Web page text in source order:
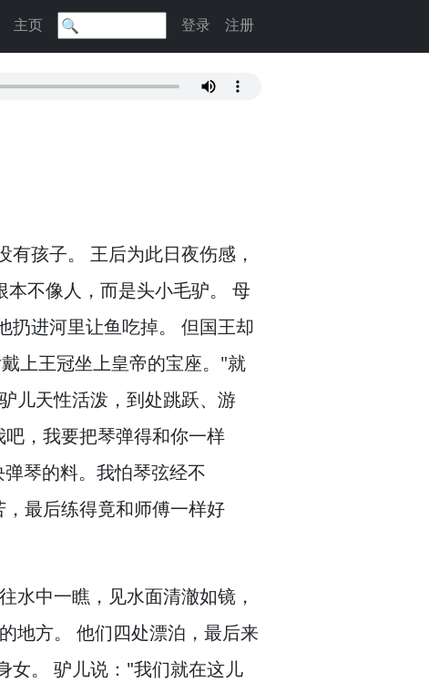
主页 登录 注册
有孩子。
王后为此日夜伤感，
不像人， 而是头小毛驴。
母
扔进河里让鱼吃掉。
但国王却
上王冠坐上皇帝的宝座。 "就
儿天性活泼， 到处跳跃、游
， 我要把琴弹得和你一样
琴的料。 我怕琴弦经不
最后练得竟和师傅一样好
水中一瞧， 见水面清澈如镜，
地方。 他们四处漂泊， 最后来
。
驴儿说："我们就在这儿